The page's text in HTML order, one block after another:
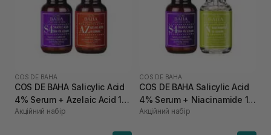
COS DE BAHA
COS DE BAHA Salicylic Acid
4% Serum + Azelaic Acid 10
Serum
Акційний набір
COS DE BAHA
COS DE BAHA Salicylic Acid
4% Serum + Niacinamide 10
Serum
Акційний набір